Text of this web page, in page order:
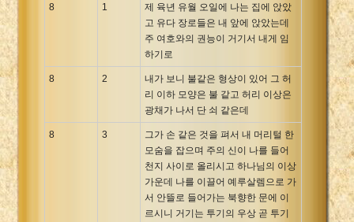
8 1
제 육년 유월 오일에 나는 집에 앉았
고 유다 장로들은 내 앞에 앉았는데
주 여호와의 권능이 거기서 내게 임
하기로
8 2
내가 보니 불같은 형상이 있어 그 허
리 이하 모양은 불 같고 허리 이상은
광채가 나서 단 쇠 같은데
8 3
그가 손 같은 것을 펴서 내 머리털 한
모숨을 잡으며 주의 신이 나를 들어
천지 사이로 올리시고 하나님의 이상
가운데 나를 이끌어 예루살렘으로 가
서 안뜰로 들어가는 북향한 문에 이
르시니 거기는 투기의 우상 곧 투기